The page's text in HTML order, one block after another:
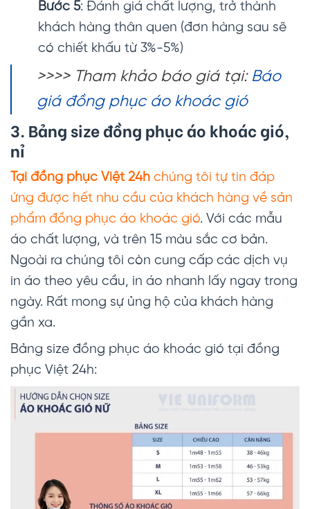
Bước 5: Đánh giá chất lượng, trở thành
khách hàng thân quen (đơn hàng sau sẽ
có chiết khấu từ 3%-5%)
>>>> Tham khảo báo giá tại: Báo
giá đồng phục áo khoác gió
3. Bảng size đồng phục áo khoác gió,
nỉ
Tại đồng phục Việt 24h chúng tôi tự tin đáp
ứng được hết nhu cầu của khách hàng về sản
phẩm đồng phục áo khoác gió. Với các mẫu
áo chất lượng, và trên 15 màu sắc cơ bản.
Ngoài ra chúng tôi còn cung cấp các dịch vụ
in áo theo yêu cầu, in áo nhanh lấy ngay trong
ngày. Rất mong sự ủng hộ của khách hàng
gần xa.
Bảng size đồng phục áo khoác gió tại đồng
phục Việt 24h: